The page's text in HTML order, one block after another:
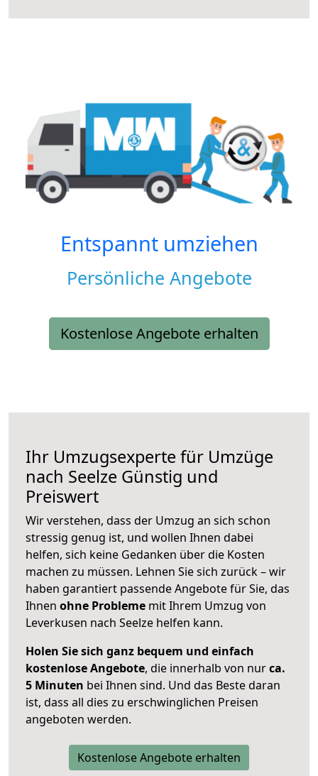
Entspannt umziehen
Persönliche Angebote
Kostenlose Angebote erhalten
Ihr Umzugsexperte für Umzüge
nach Seelze Günstig und
Preiswert
Wir verstehen, dass der Umzug an sich schon
stressig genug ist, und wollen Ihnen dabei
helfen, sich keine Gedanken über die Kosten
machen zu müssen. Lehnen Sie sich zurück – wir
haben garantiert passende Angebote für Sie, das
Ihnen ohne Probleme mit Ihrem Umzug von
Leverkusen nach Seelze helfen kann.
Holen Sie sich ganz bequem und einfach
kostenlose Angebote, die innerhalb von nurca.
5 Minuten bei Ihnen sind. Und das Beste daran
ist, dass all dies zu erschwinglichen Preisen
angeboten werden.
Kostenlose Angebote erhalten